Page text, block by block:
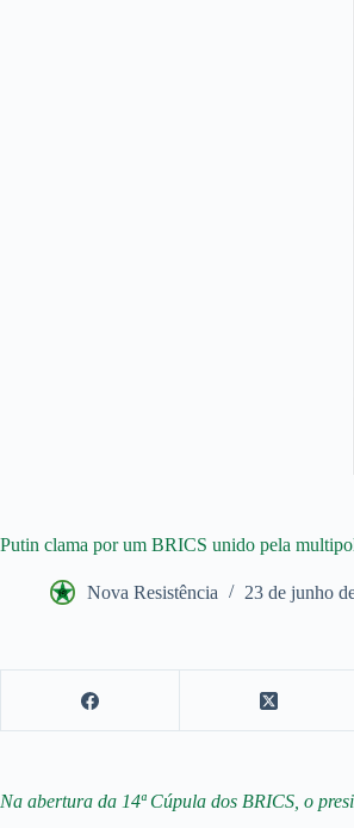
Putin clama por um BRICS unido pela
Nova Resistência 23 de junho
Na abertura da 14ª Cúpula dos BRICS, o